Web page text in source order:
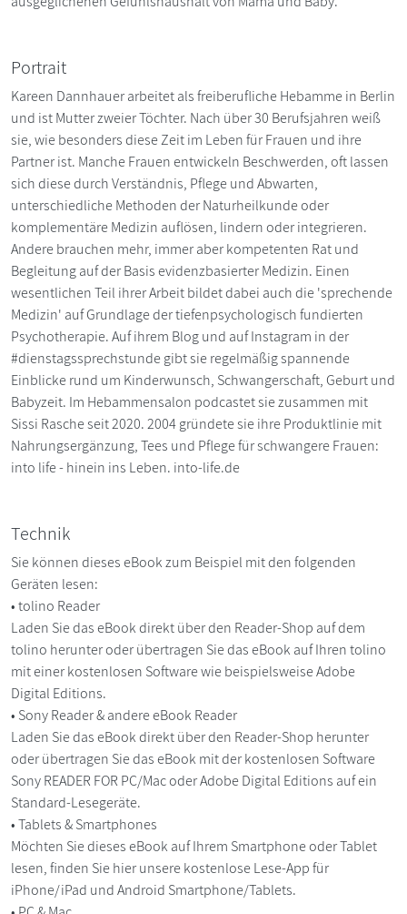
Portrait
Kareen Dannhauer arbeitet als freiberufliche Hebamme in Berlin
und ist Mutter zweier Töchter. Nach über 30 Berufsjahren weiß
sie, wie besonders diese Zeit im Leben für Frauen und ihre
Partner ist. Manche Frauen entwickeln Beschwerden, oft lassen
sich diese durch Verständnis, Pflege und Abwarten,
unterschiedliche Methoden der Naturheilkunde oder
komplementäre Medizin auflösen, lindern oder integrieren.
Andere brauchen mehr, immer aber kompetenten Rat und
Begleitung auf der Basis evidenzbasierter Medizin. Einen
wesentlichen Teil ihrer Arbeit bildet dabei auch die 'sprechende
Medizin' auf Grundlage der tiefenpsychologisch fundierten
Psychotherapie. Auf ihrem Blog und auf Instagram in der
#dienstagssprechstunde gibt sie regelmäßig spannende
Einblicke rund um Kinderwunsch, Schwangerschaft, Geburt und
Babyzeit. Im Hebammensalon podcastet sie zusammen mit
Sissi Rasche seit 2020. 2004 gründete sie ihre Produktlinie mit
Nahrungsergänzung, Tees und Pflege für schwangere Frauen:
into life - hinein ins Leben. into-life.de
Technik
Sie können dieses eBook zum Beispiel mit den folgenden
Geräten lesen:
• tolino Reader
Laden Sie das eBook direkt über den Reader-Shop auf dem
tolino herunter oder übertragen Sie das eBook auf Ihren tolino
mit einer kostenlosen Software wie beispielsweise Adobe
Digital Editions.
• Sony Reader & andere eBook Reader
Laden Sie das eBook direkt über den Reader-Shop herunter
oder übertragen Sie das eBook mit der kostenlosen Software
Sony READER FOR PC/Mac oder Adobe Digital Editions auf ein
Standard-Lesegeräte.
• Tablets & Smartphones
Möchten Sie dieses eBook auf Ihrem Smartphone oder Tablet
lesen, finden Sie hier unsere kostenlose Lese-App für
iPhone/iPad und Android Smartphone/Tablets.